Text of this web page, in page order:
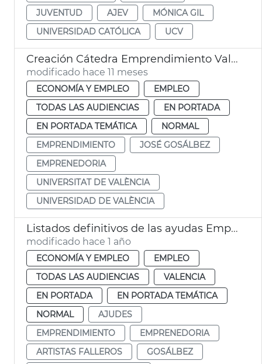
JUVENTUD
AJEV
MÓNICA GIL
UNIVERSIDAD CATÓLICA
UCV
Creación Cátedra Emprendimiento València
modificado hace 11 meses
ECONOMÍA Y EMPLEO
EMPLEO
TODAS LAS AUDIENCIAS
EN PORTADA
EN PORTADA TEMÁTICA
NORMAL
EMPRENDIMIENTO
JOSÉ GOSÁLBEZ
EMPRENEDORIA
UNIVERSITAT DE VALÈNCIA
UNIVERSIDAD DE VALÈNCIA
Listados definitivos de las ayudas Emprende y Contrata y Artistas Falleros
modificado hace 1 año
ECONOMÍA Y EMPLEO
EMPLEO
TODAS LAS AUDIENCIAS
VALENCIA
EN PORTADA
EN PORTADA TEMÁTICA
NORMAL
AJUDES
EMPRENDIMIENTO
EMPRENEDORIA
ARTISTAS FALLEROS
GOSÁLBEZ